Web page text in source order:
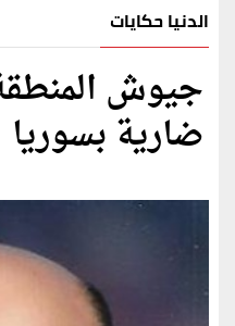
الدنيا حكايات
جيوش
ضارية بسوريا